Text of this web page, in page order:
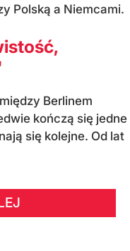
Polską a Niemcami.
Berlinem
kończą się jedne
się kolejne. Od lat